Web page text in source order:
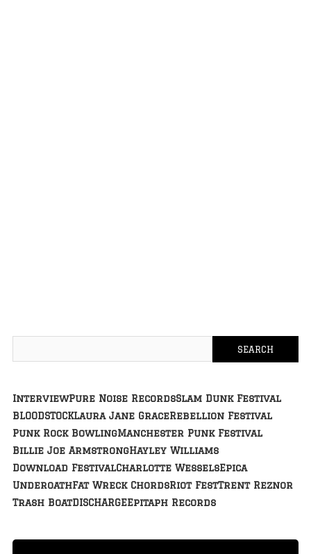
InterviewPure Noise RecordsSlam Dunk Festival
BLOODSTOCKLaura Jane GraceRebellion Festival
Punk Rock BowlingManchester Punk Festival
Billie Joe ArmstrongHayley Williams
Download FestivalCharlotte WesselsEpica
UnderoathFat Wreck ChordsRiot FestTrent Reznor
Trash BoatDISCHARGEEpitaph Records